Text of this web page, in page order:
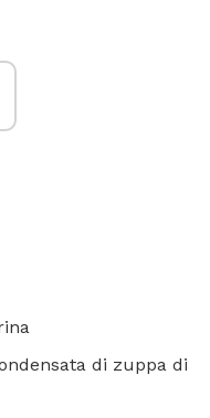
di zuppa di